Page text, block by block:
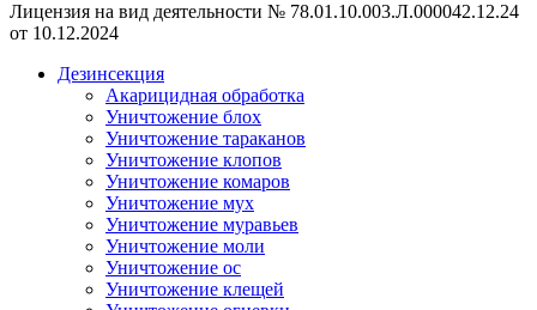
Лицензия на вид деятельности № 78.01.10.003.Л.000042.12.24
от 10.12.2024
Дезинсекция
Акарицидная обработка
Уничтожение блох
Уничтожение тараканов
Уничтожение клопов
Уничтожение комаров
Уничтожение мух
Уничтожение муравьев
Уничтожение моли
Уничтожение ос
Уничтожение клещей